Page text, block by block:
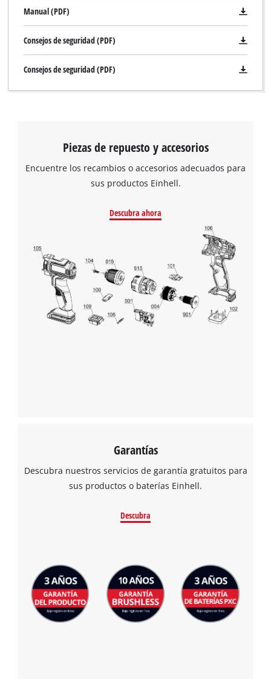
Manual (PDF)
Consejos de seguridad (PDF)
Consejos de seguridad (PDF)
Piezas de repuesto y accesorios
Encuentre los recambios o accesorios adecuados para
sus productos Einhell.
Descubra ahora
Garantías
Descubra nuestros servicios de garantía gratuitos para
sus productos o baterías Einhell.
Descubra